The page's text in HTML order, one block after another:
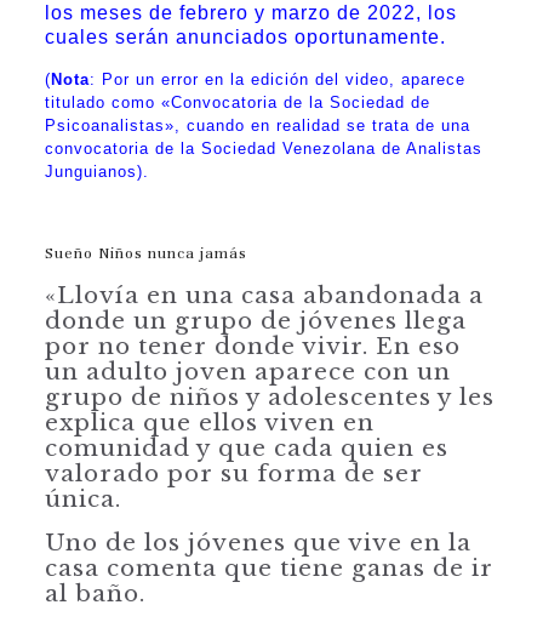
los meses de febrero y marzo de 2022, los
cuales serán anunciados oportunamente.
( Nota: Por un error en la edición del video, aparece
titulado como «Convocatoria de la Sociedad de
Psicoanalistas», cuando en realidad se trata de una
convocatoria de la Sociedad Venezolana de Analistas
Junguianos).
Sueño Niños nunca jamás
«Llovía en una casa abandonada a
donde un grupo de jóvenes llega
por no tener donde vivir. En eso
un adulto joven aparece con un
grupo de niños y adolescentes y les
explica que ellos viven en
comunidad y que cada quien es
valorado por su forma de ser
única.
Uno de los jóvenes que vive en la
casa comenta que tiene ganas de ir
al baño.